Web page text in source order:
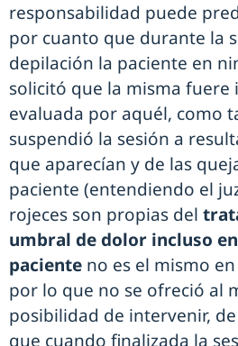
responsabilidad puede
por cuanto que durante la
depilación la paciente en
solicitó que la misma
evaluada por aquél, como
suspendió la sesión a
que aparecían y de las
paciente (entendiendo el
rojeces son propias del
umbral de dolor incluso
paciente no es el mismo
por lo que no se ofreció al
posibilidad de intervenir,
que cuando finalizada la